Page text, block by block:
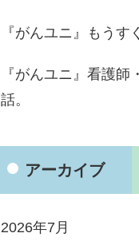
『がんユニ』もうす
『がんユニ』看護師
話。
アーカイブ
2026年7月